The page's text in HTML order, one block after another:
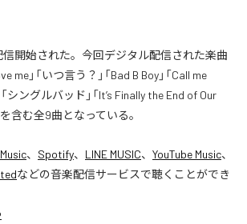
信開始された。今回デジタル配信された楽曲
me」「いつ言う？」「Bad B Boy」「Call me
シングルバッド」「It’s Finally the End of Our
を含む全9曲となっている。
、 Spotify、 LINE MUSIC、 YouTube Music、
などの音楽配信サービスで聴くことができ